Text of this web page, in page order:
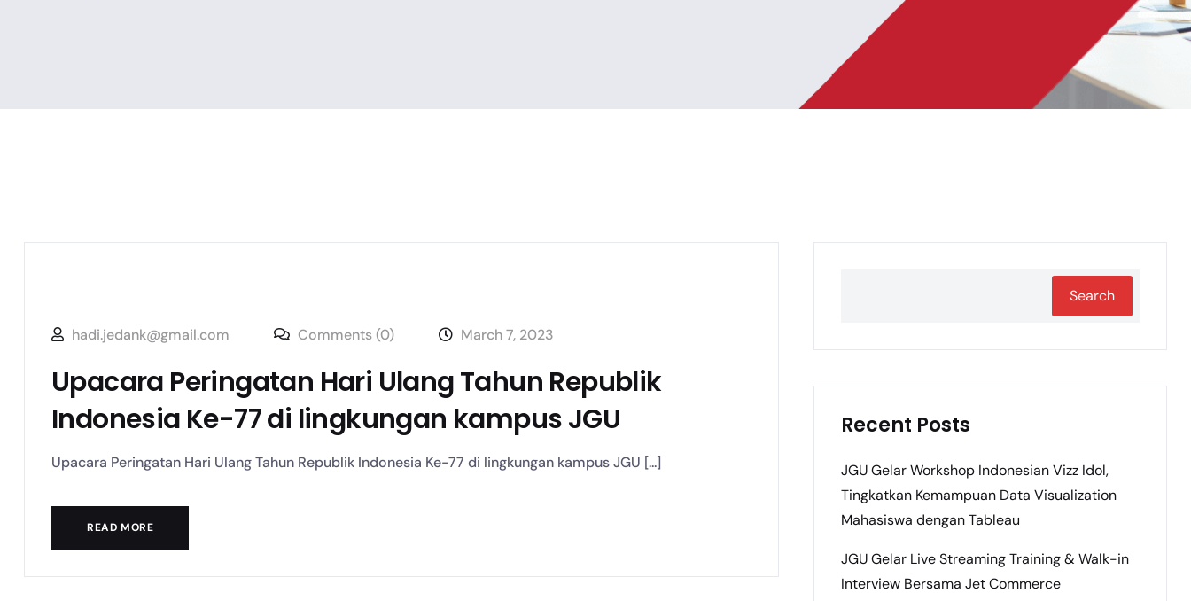
hadi.jedank@gmail.com Comments (0) March 7, 2023
Upacara Peringatan Hari Ulang Tahun Republik
Indonesia Ke-77 di lingkungan kampus JGU
Upacara Peringatan Hari Ulang Tahun Republik Indonesia Ke-77 di lingkungan kampus JGU [...]
READ MORE
Search
Recent Posts
JGU Gelar Workshop Indonesian Vizz Idol,
Tingkatkan Kemampuan Data Visualization
Mahasiswa dengan Tableau
JGU Gelar Live Streaming Training & Walk-in
Interview Bersama Jet Commerce